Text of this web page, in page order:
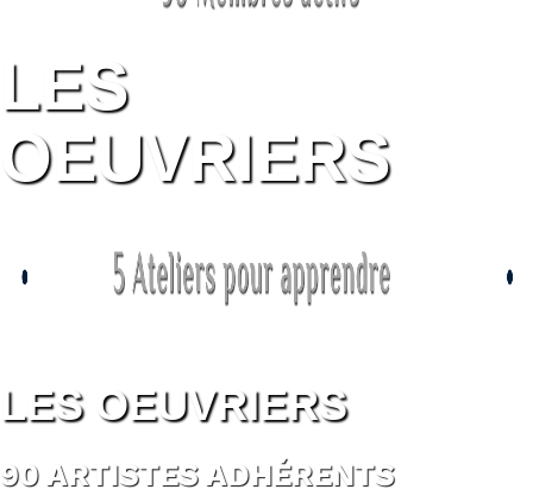
LES
OEUVRIERS
LES OEUVRIERS
90 ARTISTES ADHÉRENTS